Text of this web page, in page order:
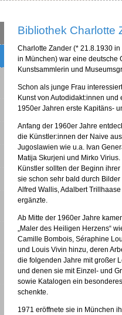
Bibliothek Charlotte
Charlotte Zander (* 21.8.1930
in München) war eine deutsche
Kunstsammlerin und
Schon als junge Frau
Kunst von Autodidakt:innen und
1950er Jahren erste Kapitäns-
Anfang der 1960er Jahre
die Künstler:innen der Naive
Jugoslawien wie u.a. Ivan
Matija Skurjeni und Mirko
Künstler sollten der Beginn
sie schon sehr bald durch
Alfred Wallis, Adalbert
ergänzte.
Ab Mitte der 1960er Jahre
„Maler des Heiligen Herzens“
Camille Bombois, Séraphine
und Louis Vivin hinzu, deren
die folgenden Jahre mit großer
und denen sie mit Einzel- und
sowie Katalogen ein
schenkte.
1971 eröffnete sie in München